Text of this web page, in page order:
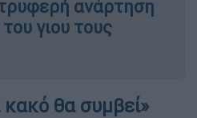
ανάρτηση
γιου τους
θα συμβεί»